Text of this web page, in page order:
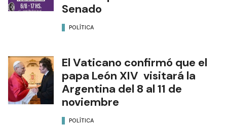
Senado
POLÍTICA
El Vaticano confirmó que el
papa León XIV visitará la
Argentina del 8 al 11 de
noviembre
POLÍTICA